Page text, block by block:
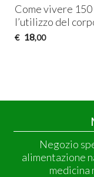
Come vivere
l’utilizzo del
€ 18,00
Negozio
alimentazione
medicina